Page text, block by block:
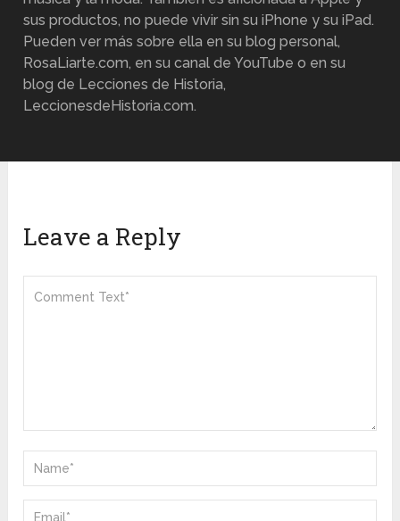
sus productos, no puede vivir sin su iPhone y su iPad.
Pueden ver más sobre ella en su blog personal,
RosaLiarte.com, en su canal de YouTube o en su
blog de Lecciones de Historia,
LeccionesdeHistoria.com.
Leave a Reply